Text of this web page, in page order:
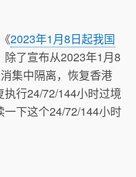
2023年1月8日起我国
除了宣布从2023年1月8
集中隔离，恢复香港
行24/72/144小时过境
下这个24/72/144小时